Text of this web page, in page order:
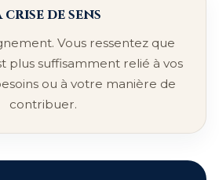
crise de sens
Vous ressentez que
plus suffisamment relié à vos
ou à votre manière de
contribuer.